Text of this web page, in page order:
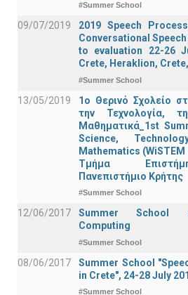
#Summer School
09/07/2019
2019 Speech
Conversational
to evaluation 22-26
Crete, Heraklion,
#Summer School
13/05/2019
1o Θερινό Σχολείο
την Τεχνολογία,
Μαθηματικά_1st
Science,
Mathematics (WiSTEM
Τμήμα
Πανεπιστήμιο Κρήτης
#Summer School
12/06/2017
Summer School
Computing
#Summer School
08/06/2017
Summer School
in Crete", 24-28 July
#Summer School